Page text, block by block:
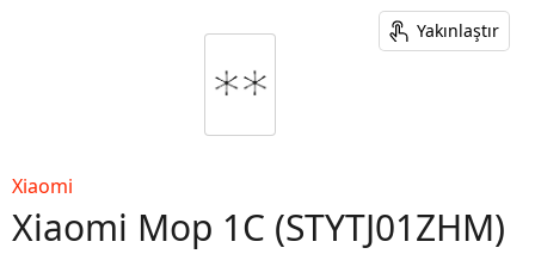
Yakınlaştır
Xiaomi
Xiaomi Mop 1C (STYTJ01ZHM)